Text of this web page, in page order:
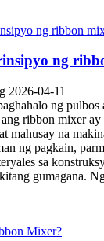
ng
2026-04-11
ng
ribbon mixer ay
mahusay na
ng pagkain,
sa
gumagana.